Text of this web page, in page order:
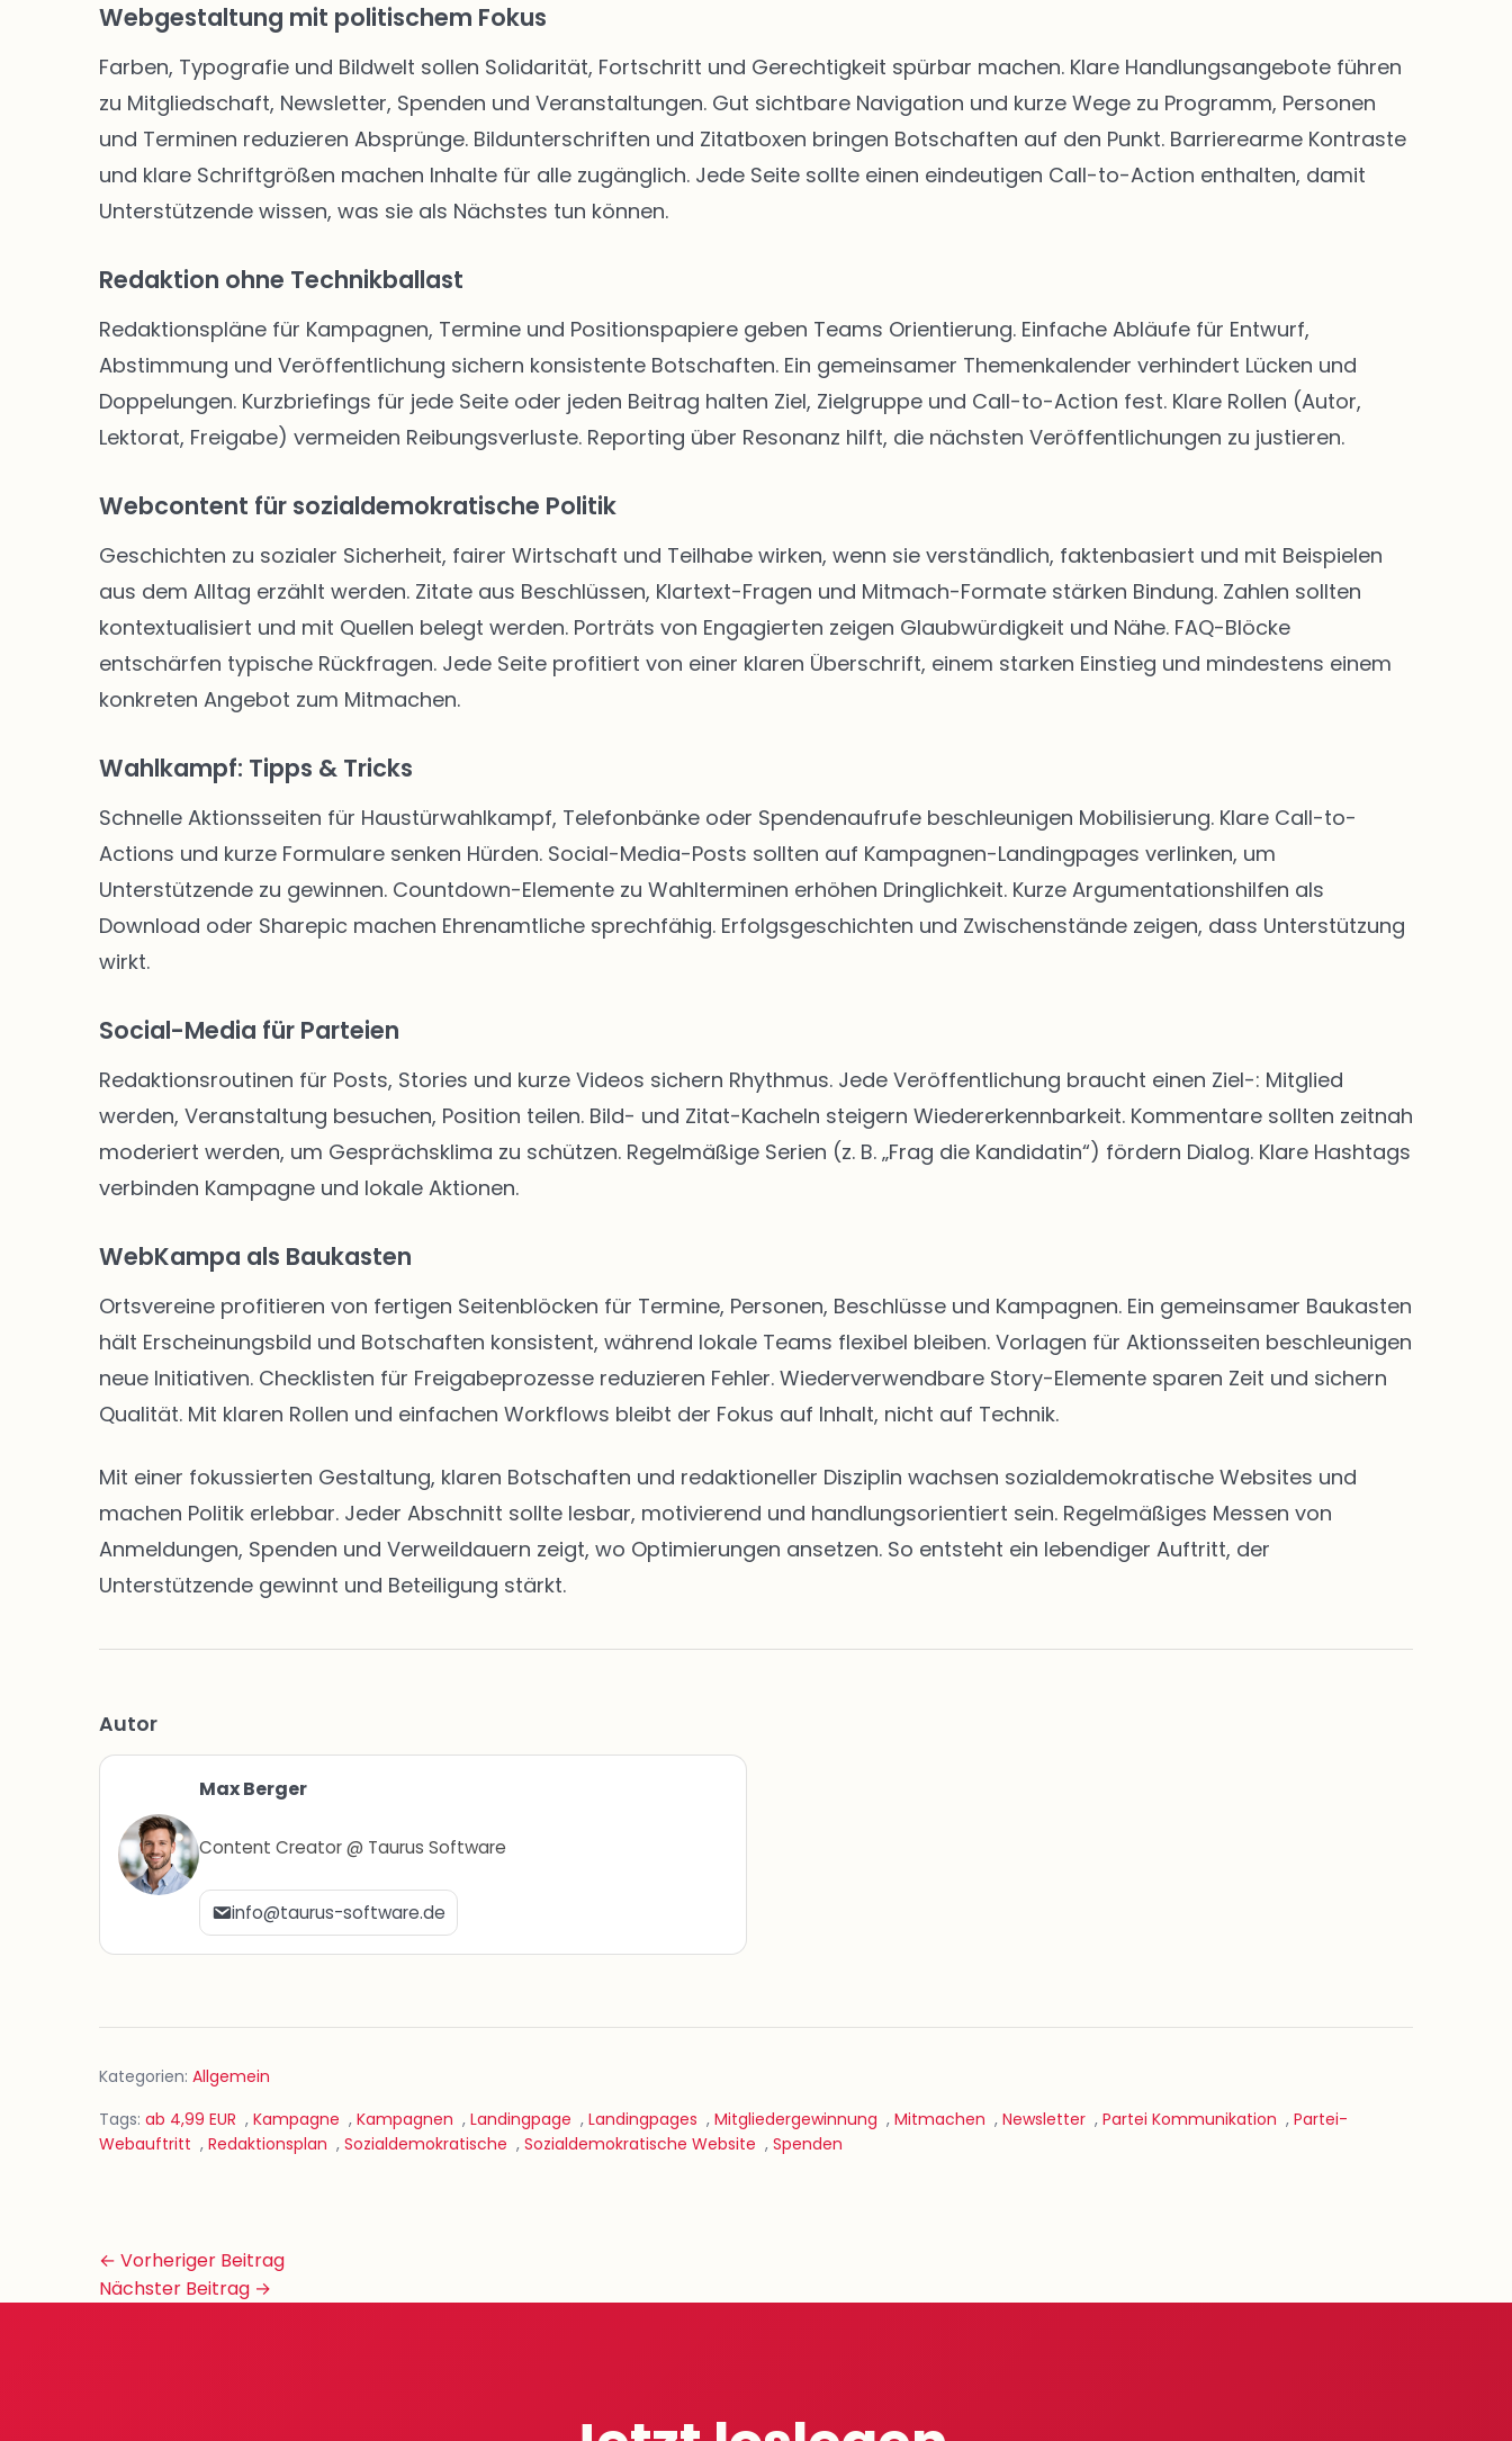
Webgestaltung mit politischem Fokus
Farben, Typografie und Bildwelt sollen Solidarität, Fortschritt und Gerechtigkeit spürbar machen. Klare Handlungsangebote führen
zu Mitgliedschaft, Newsletter, Spenden und Veranstaltungen. Gut sichtbare Navigation und kurze Wege zu Programm, Personen
und Terminen reduzieren Absprünge. Bildunterschriften und Zitatboxen bringen Botschaften auf den Punkt. Barrierearme Kontraste
und klare Schriftgrößen machen Inhalte für alle zugänglich. Jede Seite sollte einen eindeutigen Call-to-Action enthalten, damit
Unterstützende wissen, was sie als Nächstes tun können.
Redaktion ohne Technikballast
Redaktionspläne für Kampagnen, Termine und Positionspapiere geben Teams Orientierung. Einfache Abläufe für Entwurf,
Abstimmung und Veröffentlichung sichern konsistente Botschaften. Ein gemeinsamer Themenkalender verhindert Lücken und
Doppelungen. Kurzbriefings für jede Seite oder jeden Beitrag halten Ziel, Zielgruppe und Call-to-Action fest. Klare Rollen (Autor,
Lektorat, Freigabe) vermeiden Reibungsverluste. Reporting über Resonanz hilft, die nächsten Veröffentlichungen zu justieren.
Webcontent für sozialdemokratische Politik
Geschichten zu sozialer Sicherheit, fairer Wirtschaft und Teilhabe wirken, wenn sie verständlich, faktenbasiert und mit Beispielen
aus dem Alltag erzählt werden. Zitate aus Beschlüssen, Klartext-Fragen und Mitmach-Formate stärken Bindung. Zahlen sollten
kontextualisiert und mit Quellen belegt werden. Porträts von Engagierten zeigen Glaubwürdigkeit und Nähe. FAQ-Blöcke
entschärfen typische Rückfragen. Jede Seite profitiert von einer klaren Überschrift, einem starken Einstieg und mindestens einem
konkreten Angebot zum Mitmachen.
Wahlkampf: Tipps & Tricks
Schnelle Aktionsseiten für Haustürwahlkampf, Telefonbänke oder Spendenaufrufe beschleunigen Mobilisierung. Klare Call-to-
Actions und kurze Formulare senken Hürden. Social-Media-Posts sollten auf Kampagnen-Landingpages verlinken, um
Unterstützende zu gewinnen. Countdown-Elemente zu Wahlterminen erhöhen Dringlichkeit. Kurze Argumentationshilfen als
Download oder Sharepic machen Ehrenamtliche sprechfähig. Erfolgsgeschichten und Zwischenstände zeigen, dass Unterstützung
wirkt.
Social-Media für Parteien
Redaktionsroutinen für Posts, Stories und kurze Videos sichern Rhythmus. Jede Veröffentlichung braucht einen Ziel-: Mitglied
werden, Veranstaltung besuchen, Position teilen. Bild- und Zitat-Kacheln steigern Wiedererkennbarkeit. Kommentare sollten zeitnah
moderiert werden, um Gesprächsklima zu schützen. Regelmäßige Serien (z. B. „Frag die Kandidatin“) fördern Dialog. Klare Hashtags
verbinden Kampagne und lokale Aktionen.
WebKampa als Baukasten
Ortsvereine profitieren von fertigen Seitenblöcken für Termine, Personen, Beschlüsse und Kampagnen. Ein gemeinsamer Baukasten
hält Erscheinungsbild und Botschaften konsistent, während lokale Teams flexibel bleiben. Vorlagen für Aktionsseiten beschleunigen
neue Initiativen. Checklisten für Freigabeprozesse reduzieren Fehler. Wiederverwendbare Story-Elemente sparen Zeit und sichern
Qualität. Mit klaren Rollen und einfachen Workflows bleibt der Fokus auf Inhalt, nicht auf Technik.
Mit einer fokussierten Gestaltung, klaren Botschaften und redaktioneller Disziplin wachsen sozialdemokratische Websites und
machen Politik erlebbar. Jeder Abschnitt sollte lesbar, motivierend und handlungsorientiert sein. Regelmäßiges Messen von
Anmeldungen, Spenden und Verweildauern zeigt, wo Optimierungen ansetzen. So entsteht ein lebendiger Auftritt, der
Unterstützende gewinnt und Beteiligung stärkt.
Autor
Max Berger
Content Creator @ Taurus Software
info@taurus-software.de
Kategorien: Allgemein
Tags: ab 4,99 EUR , Kampagne , Kampagnen , Landingpage , Landingpages , Mitgliedergewinnung , Mitmachen , Newsletter , Partei Kommunikation , Partei-
Webauftritt , Redaktionsplan , Sozialdemokratische , Sozialdemokratische Website , Spenden
Beitrags-
Navigation
← Vorheriger Beitrag
Nächster Beitrag →